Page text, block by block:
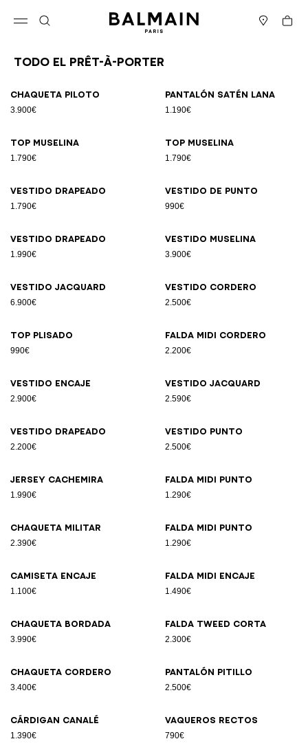
Cesta
Todo el Prêt-à-porter
Chaqueta piloto
3.900€
Pantalón satén lana
1.190€
Top muselina
1.790€
Top muselina
1.790€
Vestido drapeado
1.790€
Vestido de punto
990€
Vestido drapeado
1.990€
Vestido muselina
3.900€
Vestido jacquard
6.900€
Vestido cordero
2.500€
Top plisado
990€
Falda midi cordero
2.200€
Vestido encaje
2.900€
Vestido jacquard
2.590€
Vestido drapeado
2.200€
Vestido punto
2.500€
Jersey cachemira
1.990€
Falda midi punto
1.290€
Chaqueta militar
2.390€
Falda midi punto
1.290€
Camiseta encaje
1.100€
Falda midi encaje
1.490€
Chaqueta bordada
3.990€
Falda tweed corta
2.300€
Chaqueta cordero
3.400€
Pantalón pitillo
2.500€
Cárdigan canalé
1.390€
Vaqueros rectos
790€